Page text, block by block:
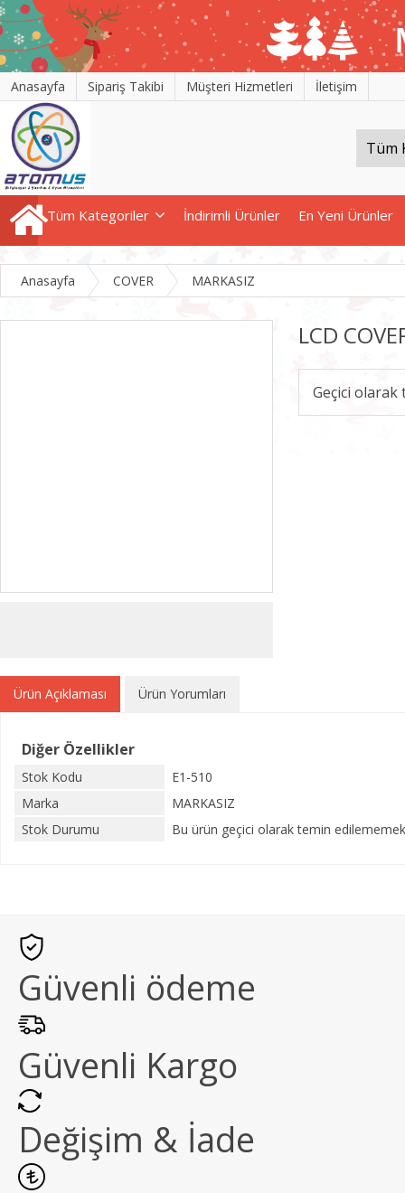
Anasayfa Sipariş Takibi Müşteri Hizmetleri İletişim
Tüm Kategoriler İndirimli Ürünler En Yeni Ürünler
Anasayfa COVER MARKASIZ
LCD
Geçici
Ürün Açıklaması Ürün Yorumları
Diğer Özellikler
Stok Kodu
E1-510
Marka
MARKASIZ
Stok Durumu
Bu ürün geçici olarak temin
Güvenli ödeme
Güvenli Kargo
Değişim & İade